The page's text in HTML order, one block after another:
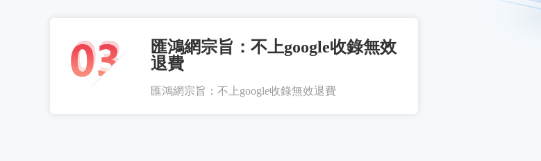
匯鴻網宗旨：不上google收錄無效
退費
匯鴻網宗旨：不上google收錄無效退費